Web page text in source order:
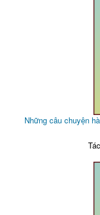
Những câu chuyện